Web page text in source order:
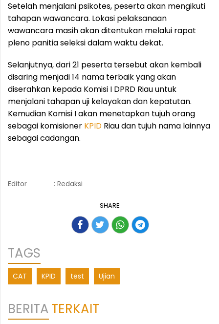
Setelah menjalani psikotes, peserta akan mengikuti
tahapan wawancara. Lokasi pelaksanaan
wawancara masih akan ditentukan melalui rapat
pleno panitia seleksi dalam waktu dekat.
Selanjutnya, dari 21 peserta tersebut akan kembali
disaring menjadi 14 nama terbaik yang akan
diserahkan kepada Komisi I DPRD Riau untuk
menjalani tahapan uji kelayakan dan kepatutan.
Kemudian Komisi I akan menetapkan tujuh orang
sebagai komisioner KPID Riau dan tujuh nama lainnya
sebagai cadangan.
Editor : Redaksi
SHARE:
TAGS
CAT KPID test Ujian
BERITATERKAIT